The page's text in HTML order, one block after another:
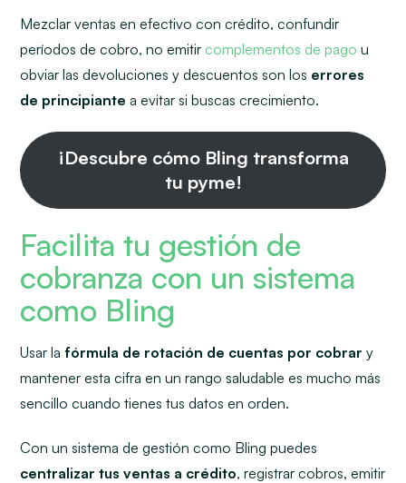
Mezclar ventas en efectivo con crédito, confundir
períodos de cobro, no emitir complementos de pago u
obviar las devoluciones y descuentos son los errores
de principiante a evitar si buscas crecimiento.
¡Descubre cómo Bling transforma
tu pyme!
Facilita tu gestión de
cobranza con un sistema
como Bling
Usar lafórmula de rotación de cuentas por cobrar y
mantener esta cifra en un rango saludable es mucho más
sencillo cuando tienes tus datos en orden.
Con un sistema de gestión como Bling puedes
centralizar tus ventas a crédito, registrar cobros, emitir